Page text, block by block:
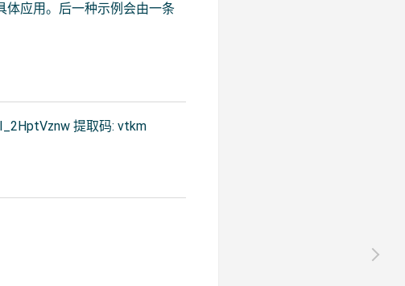
体应用。后一种示例会由一条
提取码: vtkm